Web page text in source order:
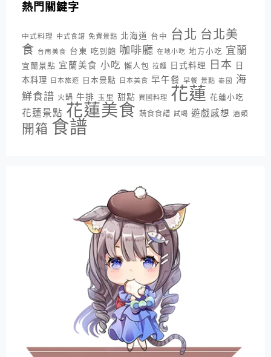
熱門關鍵字
中式料理 中式食譜 免費景點 北海道 台中 台北 台北美
食 台南美食 台東 吃到飽 咖啡廳 在地小吃 地方小吃 宜蘭
宜蘭景點 宜蘭美食 小吃 懶人包 拉麵 日式料理 日本 日
本料理
日本旅遊 日本景點 日本美食 早午餐 早餐 景點 泰國
海
鮮食譜 火鍋 牛排 玉里 甜點 異國料理 花蓮 花蓮小吃
花蓮景點 花蓮美食 蔬食食譜 試喝 遊戲感想 酒類
開箱 食譜